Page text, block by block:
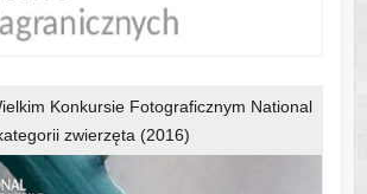
Konkursie Fotograficznym National
zwierzęta (2016)